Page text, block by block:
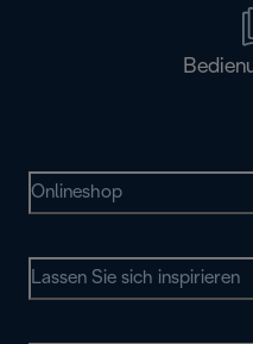
Onlineshop
Lassen Sie sich inspirieren